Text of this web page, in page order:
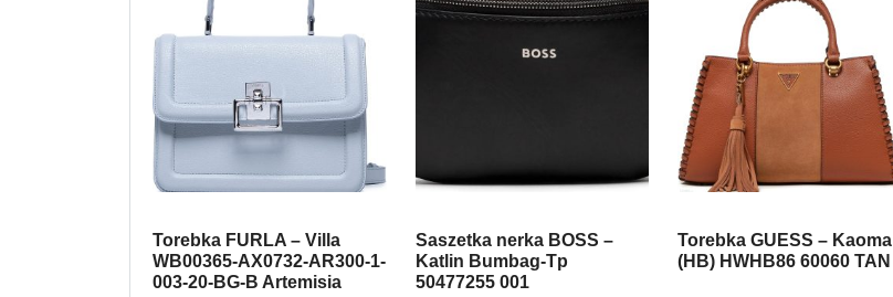
Torebka FURLA – Villa
WB00365-AX0732-AR300-1-
003-20-BG-B Artemisia
Saszetka nerka BOSS –
Katlin Bumbag-Tp
50477255 001
Torebka GUESS – Kaoma
(HB) HWHB86 60060 TAN